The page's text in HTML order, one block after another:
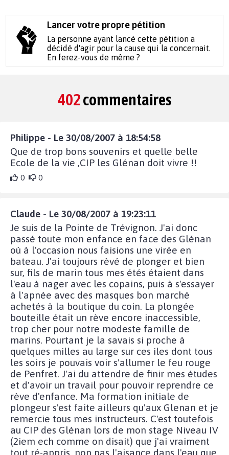
Lancer votre propre pétition
La personne ayant lancé cette pétition a
décidé d'agir pour la cause qui la concernait.
En ferez-vous de même ?
402commentaires
Philippe - Le 30/08/2007 à 18:54:58
Que de trop bons souvenirs et quelle belle
Ecole de la vie ,CIP les Glénan doit vivre !!
0 0
Claude - Le 30/08/2007 à 19:23:11
Je suis de la Pointe de Trévignon. J'ai donc
passé toute mon enfance en face des Glénan
où à l'occasion nous faisions une virée en
bateau. J'ai toujours rèvé de plonger et bien
sur, fils de marin tous mes étés étaient dans
l'eau à nager avec les copains, puis à s'essayer
à l'apnée avec des masques bon marché
achetés à la boutique du coin. La plongée
bouteille était un rève encore inaccessible,
trop cher pour notre modeste famille de
marins. Pourtant je la savais si proche à
quelques milles au large sur ces iles dont tous
les soirs je pouvais voir s'allumer le feu rouge
de Penfret. J'ai du attendre de finir mes études
et d'avoir un travail pour pouvoir reprendre ce
rève d'enfance. Ma formation initiale de
plongeur s'est faite ailleurs qu'aux Glenan et je
remercie tous mes instructeurs. C'est toutefois
au CIP des Glénan lors de mon stage Niveau IV
(2iem ech comme on disait) que j'ai vraiment
tout ré-appris, non pas l'aisance dans l'eau que